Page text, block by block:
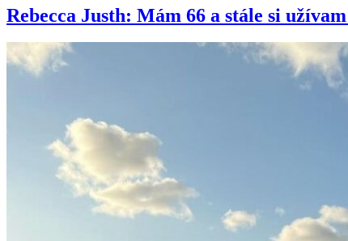
Rebecca Justh: Mám 66 a stále si